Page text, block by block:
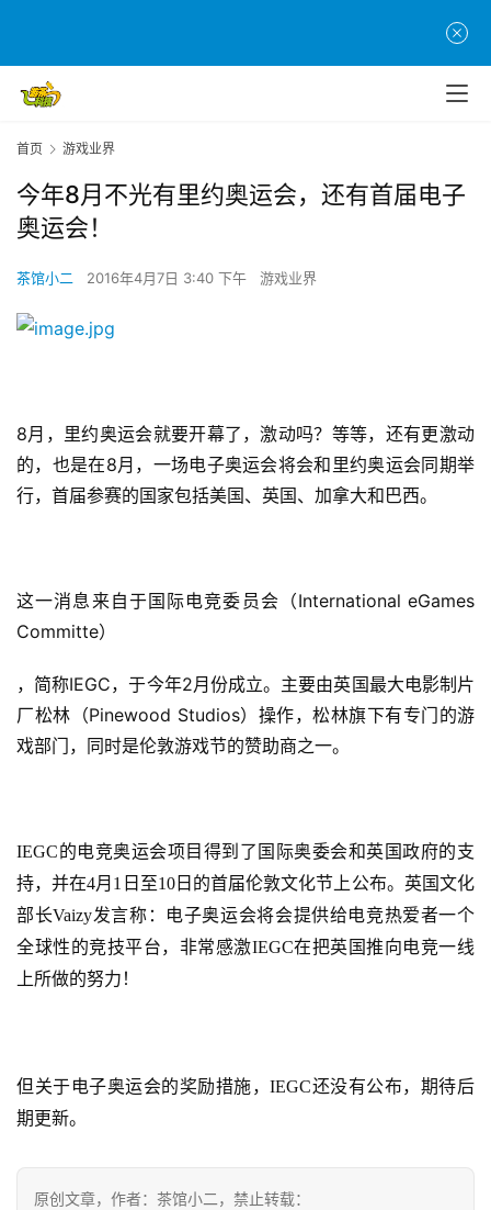
游
茶
游
戏
界
手
单
机
游
戏
游
戏
2
首页 游戏业界
今年8月不光有里约奥运会，还有首届电子
奥运会！
茶馆小二 2016年4月7日 3:40 下午 游戏业界
8月，里约奥运会就要开幕了，激动吗？等等，还有更激动
的，也是在8月，一场电子奥运会将会和里约奥运会同期举
行，首届参赛的国家包括美国、英国、加拿大和巴西。
这一消息来自于国际电竞委员会（International eGames
Committe）
，简称IEGC，于今年2月份成立。主要由英国最大电影制片
厂松林（Pinewood Studios）操作，松林旗下有专门的游
戏部门，同时是伦敦游戏节的赞助商之一。
IEGC的电竞奥运会项目得到了国际奥委会和英国政府的支
持，并在4月1日至10日的首届伦敦文化节上公布。英国文化
部长Vaizy发言称：电子奥运会将会提供给电竞热爱者一个
全球性的竞技平台，非常感激IEGC在把英国推向电竞一线
上所做的努力！
但关于电子奥运会的奖励措施，IEGC还没有公布，期待后
期更新。
原创文章，作者：茶馆小二，禁止转载：